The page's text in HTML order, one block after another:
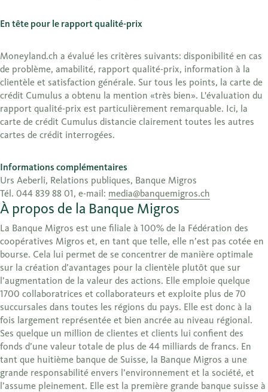
En tête pour le rapport qualité-prix
Moneyland.ch a évalué les critères suivants: disponibilité en cas
de problème, amabilité, rapport qualité-prix, information à la
clientèle et satisfaction générale. Sur tous les points, la carte de
crédit Cumulus a obtenu la mention «très bien». L'évaluation du
rapport qualité-prix est particulièrement remarquable. Ici, la
carte de crédit Cumulus distancie clairement toutes les autres
cartes de crédit interrogées.
Informations complémentaires
Urs Aeberli, Relations publiques, Banque Migros
Tél. 044 839 88 01, e-mail: media@banquemigros.ch
À propos de la Banque Migros
La Banque Migros est une filiale à 100% de la Fédération des
coopératives Migros et, en tant que telle, elle n’est pas cotée en
bourse. Cela lui permet de se concentrer de manière optimale
sur la création d’avantages pour la clientèle plutôt que sur
l’augmentation de la valeur des actions. Elle emploie quelque
1700 collaboratrices et collaborateurs et exploite plus de 70
succursales dans toutes les régions du pays. Elle est donc à la
fois largement représentée et bien ancrée au niveau régional.
Ses quelque un million de clientes et clients lui confient des
fonds d’une valeur totale de plus de 44 milliards de francs. En
tant que huitième banque de Suisse, la Banque Migros a une
grande responsabilité envers l’environnement et la société, et
l’assume pleinement. Elle est la première grande banque suisse à